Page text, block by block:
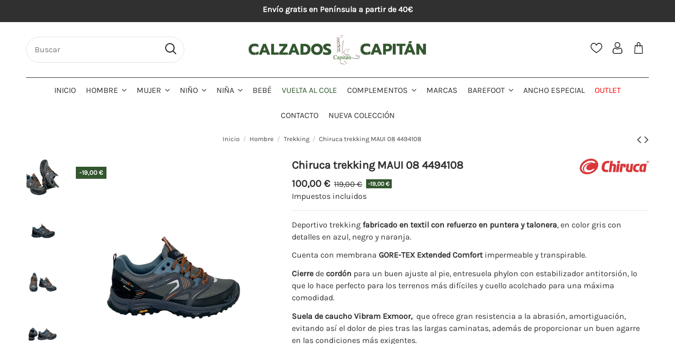
Envío gratis en Península a partir de 40€
INICIO HOMBRE MUJER NIÑO NIÑA BEBÉ VUELTA AL COLE COMPLEMENTOS MARCAS BAREFOOT ANCHO ESPECIAL OUTLET
CONTACTO NUEVA COLECCIÓN
Inicio Hombre Trekking Chiruca trekking MAUI 08 4494108
-19,00 €
Chiruca trekking MAUI 08 4494108
100,00 € 119,00 € -19,00 €
Impuestos incluidos
Deportivo trekkingfabricado en textil con refuerzo en puntera y talonera, en color gris con
detalles en azul, negro y naranja.
Cuenta con membranaGORE-TEX Extended Comfortimpermeable y transpirable.
Cierre de cordón para un buen ajuste al pie, entresuela phylon con estabilizador antitorsión, lo
que lo hace perfecto para los terrenos más difíciles y cuello acolchado para una máxima
comodidad.
Suela de caucho Vibram Exmoor, que ofrece gran resistencia a la abrasión, amortiguación,
evitando así el dolor de pies tras las largas caminatas, además de proporcionar un buen agarre
en las condiciones más exigentes.